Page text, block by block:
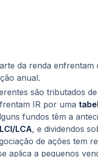
da renda enfrentam
anual.
são tributados
IR por uma
fundos têm a
LCI/LCA, e dividendos
de ações tem
aplica a pequenos